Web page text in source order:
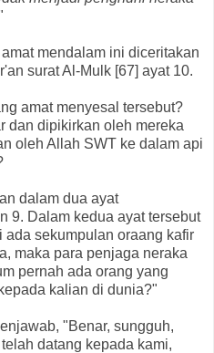
mendalam ini diceritakan
surat Al-Mulk [67] ayat 10.
amat menyesal tersebut?
dan dipikirkan oleh mereka
oleh Allah SWT ke dalam api
dalam dua ayat
9. Dalam kedua ayat tersebut
sekumpulan oraang kafir
maka para penjaga neraka
pernah ada orang yang
kalian di dunia?"
"Benar, sungguh,
datang kepada kami,